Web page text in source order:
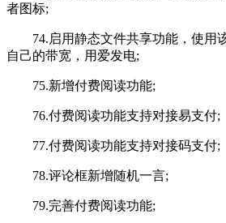
者图标;
74.启用静态文件共享功能，使用
自己的带宽，用爱发电;
75.新增付费阅读功能;
76.付费阅读功能支持对接易支付;
77.付费阅读功能支持对接码支付;
78.评论框新增随机一言;
79.完善付费阅读功能;